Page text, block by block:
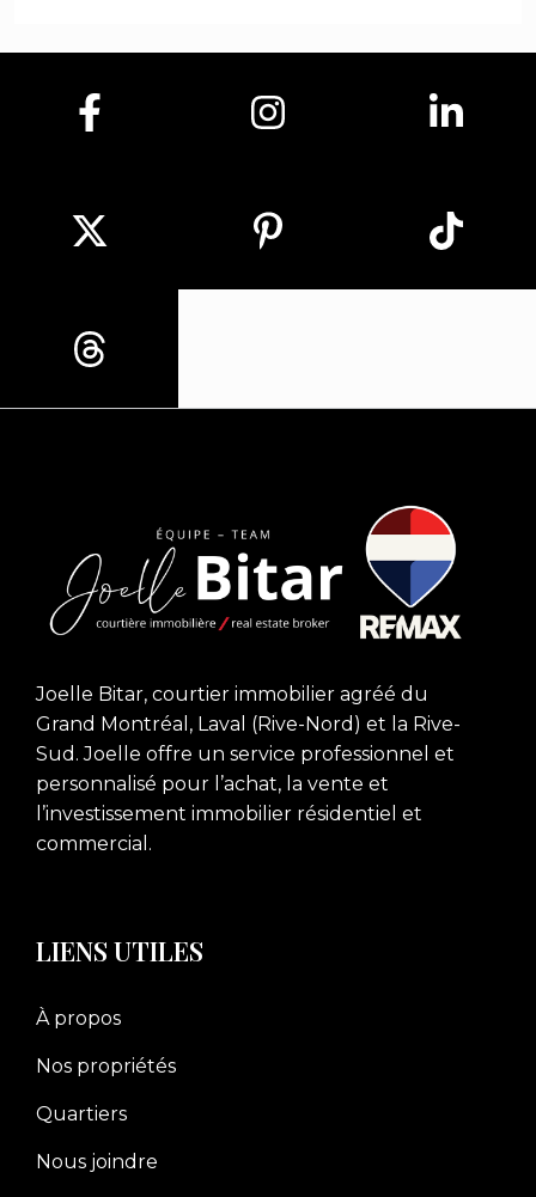
Joelle Bitar, courtier immobilier agréé du
Grand Montréal, Laval (Rive-Nord) et la Rive-
Sud. Joelle offre un service professionnel et
personnalisé pour l’achat, la vente et
l’investissement immobilier résidentiel et
commercial.
LIENS UTILES
À propos
Nos propriétés
Quartiers
Nous joindre